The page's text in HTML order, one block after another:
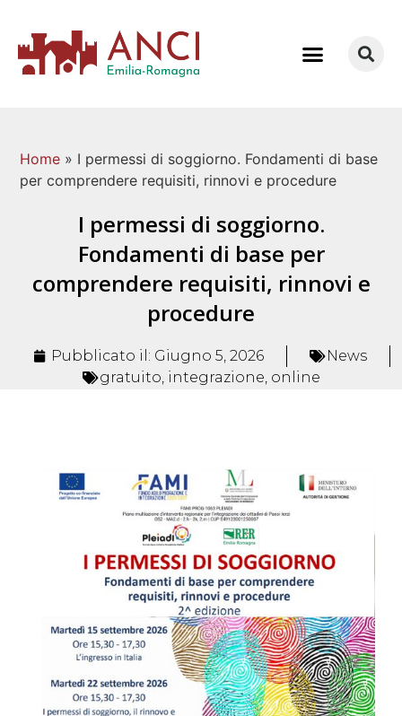
Home » I permessi di soggiorno. Fondamenti di base
per comprendere requisiti, rinnovi e procedure
I permessi di soggiorno.
Fondamenti di base per
comprendere requisiti, rinnovi e
procedure
Pubblicato il: Giugno 5, 2026
News
gratuito integrazione online